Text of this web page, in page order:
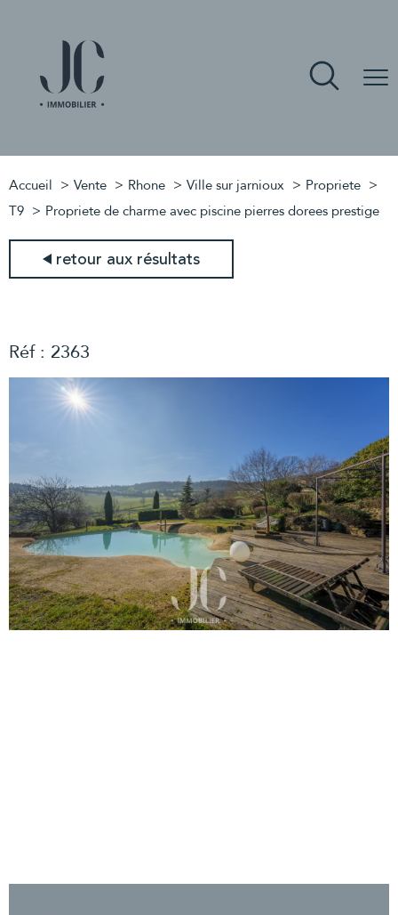
Accueil Vente Rhone Ville sur jarnioux
Propriete
T9
Propriete de charme avec piscine pierres dorees prestige
retour aux résultats
Réf : 2363